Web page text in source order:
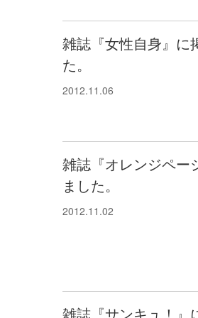
雑誌『女性自身』に
た。
2012.11.06
雑誌『オレンジペー
ました。
2012.11.02
雑誌『サンキュ！』